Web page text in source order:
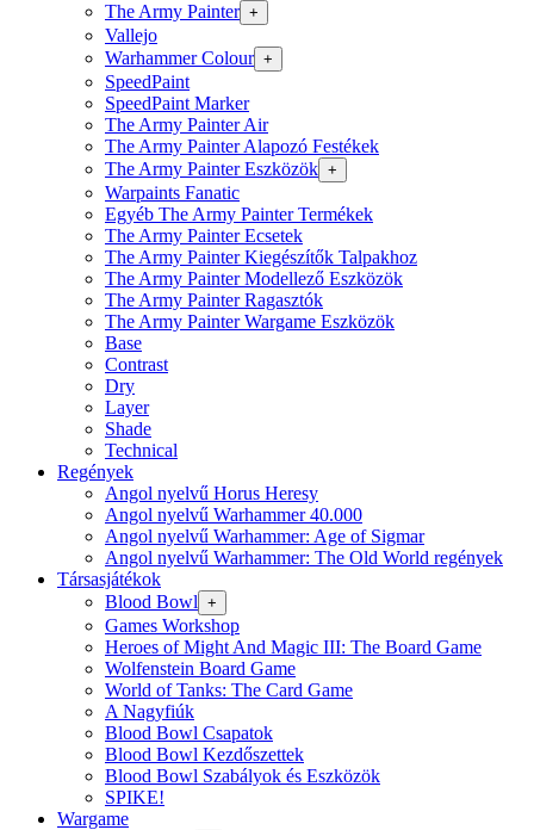
The Army Painter +
Vallejo
Warhammer Colour +
SpeedPaint
SpeedPaint Marker
The Army Painter Air
The Army Painter Alapozó Festékek
The Army Painter Eszközök +
Warpaints Fanatic
Egyéb The Army Painter Termékek
The Army Painter Ecsetek
The Army Painter Kiegészítők Talpakhoz
The Army Painter Modellező Eszközök
The Army Painter Ragasztók
The Army Painter Wargame Eszközök
Base
Contrast
Dry
Layer
Shade
Technical
Regények
Angol nyelvű Horus Heresy
Angol nyelvű Warhammer 40.000
Angol nyelvű Warhammer: Age of Sigmar
Angol nyelvű Warhammer: The Old World regények
Társasjátékok
Blood Bowl +
Games Workshop
Heroes of Might And Magic III: The Board Game
Wolfenstein Board Game
World of Tanks: The Card Game
A Nagyfiúk
Blood Bowl Csapatok
Blood Bowl Kezdőszettek
Blood Bowl Szabályok és Eszközök
SPIKE!
Wargame